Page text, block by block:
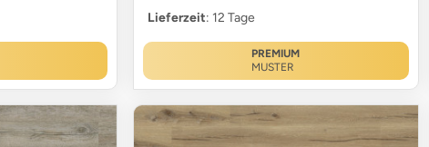
Lieferzeit: 12 Tage
PREMIUM
MUSTER